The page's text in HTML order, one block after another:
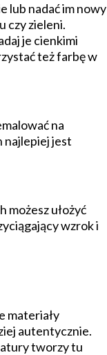
lub nadać im nowy
czy zieleni.
je cienkimi
też farbę w
na
najlepiej jest
możesz ułożyć
wzrok i
materiały
autentycznie.
tworzy tu